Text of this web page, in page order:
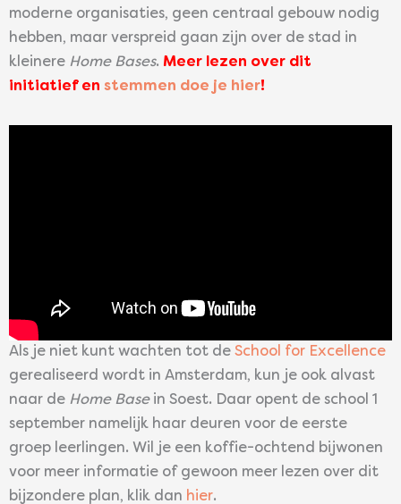
moderne organisaties, geen centraal gebouw nodig
hebben, maar verspreid gaan zijn over de stad in
kleinere Home Bases. Meer lezen over dit
initiatief en stemmen doe je hier!
Als je niet kunt wachten tot de School for Excellence
gerealiseerd wordt in Amsterdam, kun je ook alvast
naar de Home Basein Soest. Daar opent de school 1
september namelijk haar deuren voor de eerste
groep leerlingen. Wil je een koffie-ochtend bijwonen
voor meer informatie of gewoon meer lezen over dit
bijzondere plan, klik dan hier.